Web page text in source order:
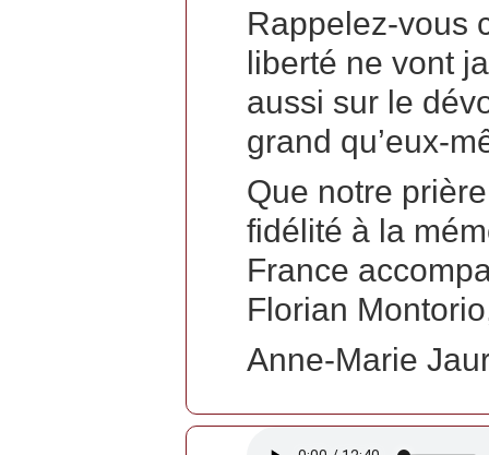
Rappelez-vous
liberté ne vont
aussi sur le
grand qu’eux-
Que notre
fidélité à la
France
Florian
Anne-Marie